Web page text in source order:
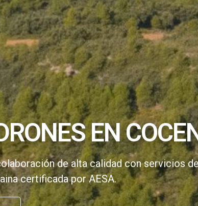
EN
de alta calidad con servicios
certificada por AESA.